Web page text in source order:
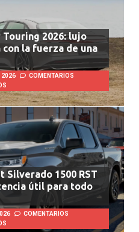
2026: lujo
la fuerza de una
2026
COMENTARIOS
Silverado 1500 RST
útil para todo
COMENTARIOS